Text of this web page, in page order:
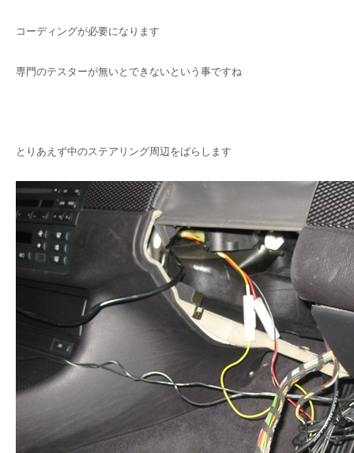
コーディングが必要になります
専門のテスターが無いとできないという事ですね
とりあえず中のステアリング周辺をばらします